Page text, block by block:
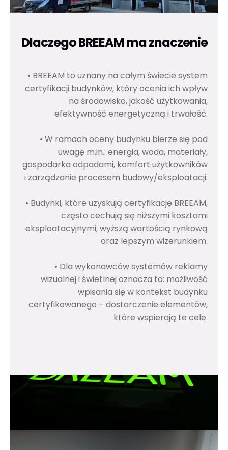
Dlaczego BREEAM ma znaczenie
• BREEAM to uznany na całym świecie system
certyfikacji budynków, który ocenia ich wpływ
na środowisko, jakość użytkowania,
efektywność energetyczną i trwałość.
• W ramach oceny budynku bierze się pod
uwagę m.in.: energia, woda, materiały,
gospodarka odpadami, komfort użytkowników
i zarządzanie procesem budowy/eksploatacji.
• Budynki, które uzyskują certyfikację BREEAM,
często cechują się niższymi kosztami
eksploatacyjnymi, wyższą wartością rynkową
oraz lepszym wizerunkiem.
• Dla wykonawców systemów reklamy
wizualnej i świetlnej oznacza to: możliwość
wpisania się w kontekst budynku
certyfikowanego – dostarczenie elementów,
które wspierają te cele.